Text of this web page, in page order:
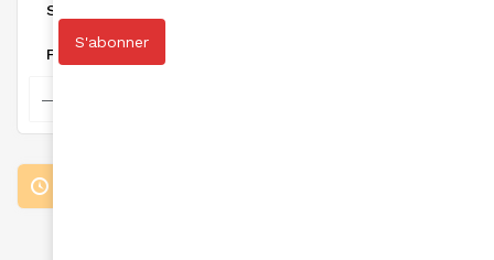
Suivi
Favorites
S'abonner